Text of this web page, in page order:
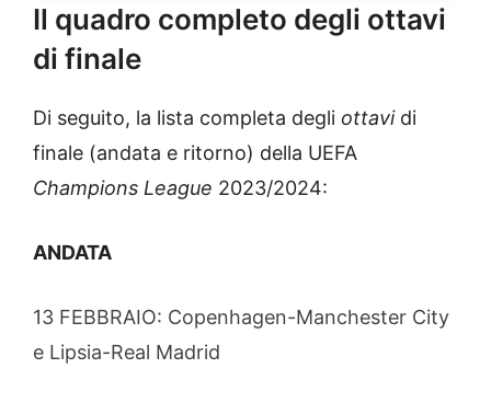
Il quadro completo degli ottavi
di finale
Di seguito, la lista completa degli ottavidi
finale (andata e ritorno) della UEFA
Champions League 2023/2024:
ANDATA
13 FEBBRAIO: Copenhagen-Manchester City
e Lipsia-Real Madrid